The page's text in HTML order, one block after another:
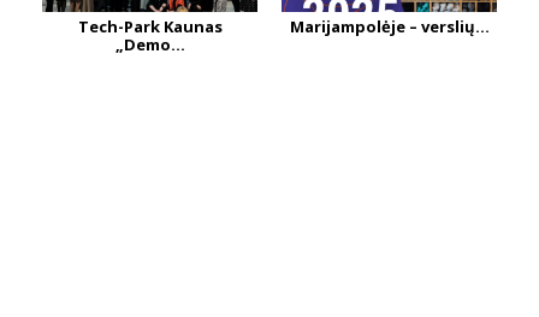
Tech-Park Kaunas
„Demo...
Marijampolėje – verslių...